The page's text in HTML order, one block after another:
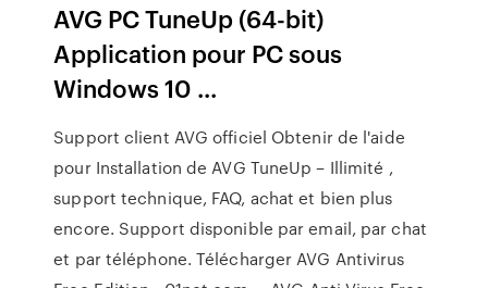
AVG PC TuneUp (64-bit)
Application pour PC sous
Windows 10 ...
Support client AVG officiel Obtenir de l'aide
pour Installation de AVG TuneUp – Illimité ,
support technique, FAQ, achat et bien plus
encore. Support disponible par email, par chat
et par téléphone. Télécharger AVG Antivirus